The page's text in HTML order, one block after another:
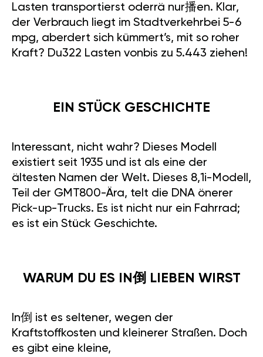
Lasten transportierst oderrä nur播en. Klar,
der Verbrauch liegt im Stadtverkehrbei 5-6
mpg, aberdert sich kümmert’s, mit so roher
Kraft? Du322 Lasten vonbis zu 5.443 ziehen!
EIN STÜCK GESCHICHTE
Interessant, nicht wahr? Dieses Modell
existiert seit 1935 und ist als eine der
ältesten Namen der Welt. Dieses 8,1i-Modell,
Teil der GMT800-Ära, telt die DNA önerer
Pick-up-Trucks. Es ist nicht nur ein Fahrrad;
es ist ein Stück Geschichte.
WARUM DU ES IN倒 LIEBEN WIRST
In倒 ist es seltener, wegen der
Kraftstoffkosten und kleinerer Straßen. Doch
es gibt eine kleine,